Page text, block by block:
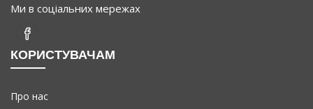
Ми в соціальних мережах
КОРИСТУВАЧАМ
Про нас